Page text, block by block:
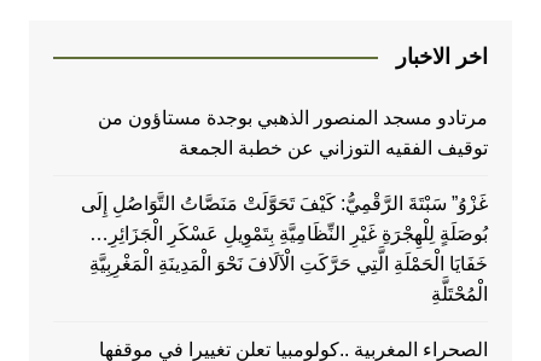
اخر الاخبار
مرتادو مسجد المنصور الذهبي بوجدة مستاؤون من
توقيف الفقيه التوزاني عن خطبة الجمعة
غَزْوُ” سَبْتَةَ الرَّقْمِيُّ: كَيْفَ تَحَوَّلَتْ مَنَصَّاتُ التَّوَاصُلِ إِلَى
بُوصَلَةٍ لِلْهِجْرَةِ غَيْرِ النِّظَامِيَّةِ بِتَمْوِيلِ عَسْكَرِ الْجَزَائِرِ…
خَفَايَا الْحَمْلَةِ الَّتِي حَرَّكَتِ الْآلَافَ نَحْوَ الْمَدِينَةِ الْمَغْرِبِيَّةِ
الْمُحْتَلَّةِ
الصحراء المغربية ..كولومبيا تعلن تغييرا في موقفها